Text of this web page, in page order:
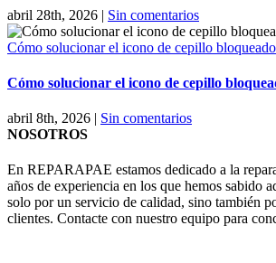
abril 28th, 2026 | Sin comentarios
Cómo solucionar el icono de cepillo
Cómo solucionar el icono de cepillo
abril 8th, 2026 | Sin comentarios
NOSOTROS
En REPARAPAE estamos dedicado a la
años de experiencia en los que hemos sabido
solo por un servicio de calidad, sino también
clientes. Contacte con nuestro equipo para